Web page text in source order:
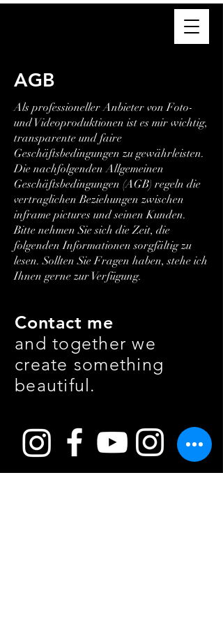
AGB
Als professioneller Anbieter von Foto-
und Videoproduktionen ist es mir wichtig,
transparente und faire
Geschäftsbedingungen zu gewährleisten.
Die nachfolgenden Allgemeinen
Geschäftsbedingungen (AGB) regeln die
vertraglichen Beziehungen zwischen
inframe pictures und seinen Kunden.
Bitte nehmen Sie sich die Zeit, die
folgenden Informationen sorgfältig zu
lesen. Sollten Sie Fragen haben, stehe ich
Ihnen gerne zur Verfügung.
Contact me
and together we
create something
beautiful.